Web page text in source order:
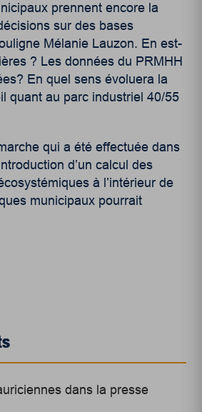
prennent encore la
sur des bases
Mélanie Lauzon. En est-
? Les données du PRMHH
En quel sens évoluera la
quant au parc industriel 40/55
qui a été effectuée dans
d’un calcul des
à l’intérieur de
municipaux pourrait
dans la presse